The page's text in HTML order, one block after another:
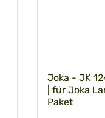
Joka - JK
| für Joka
Paket